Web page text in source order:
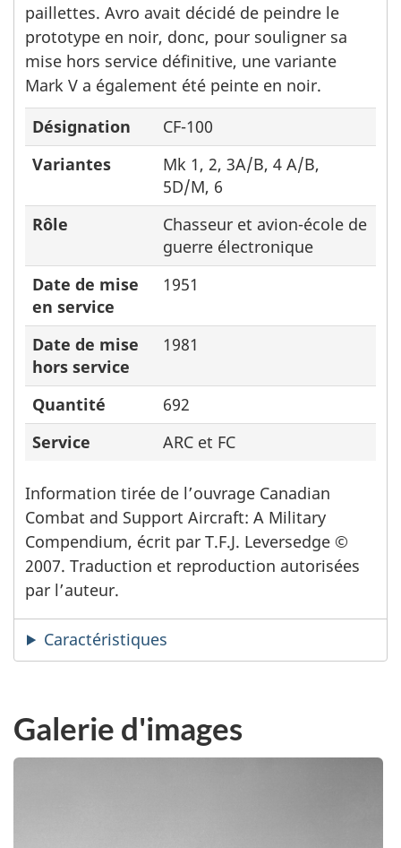
paillettes. Avro avait décidé de peindre le
prototype en noir, donc, pour souligner sa
mise hors service définitive, une variante
Mark V a également été peinte en noir.
Désignation
CF-100
Variantes
Mk 1, 2, 3A/B, 4 A/B,
5D/M, 6
Rôle
Chasseur et avion-école de
guerre électronique
Date de mise
en service
1951
Date de mise
hors service
1981
Quantité
692
Service
ARC et FC
Information tirée de l’ouvrage Canadian
Combat and Support Aircraft: A Military
Compendium, écrit par T.F.J. Leversedge ©
2007. Traduction et reproduction autorisées
par l’auteur.
Caractéristiques
Galerie d'images